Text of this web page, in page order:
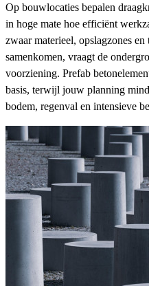
Op bouwlocaties bepalen
in hoge mate hoe efficiënt
zwaar materieel, opslagzones
samenkomen, vraagt de
voorziening. Prefab
basis, terwijl jouw planning
bodem, regenval en intensieve